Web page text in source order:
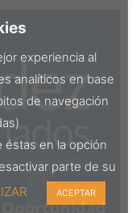
experiencia al
analíticos en base
de navegación
éstas en la opción
parte de su
ACEPTAR